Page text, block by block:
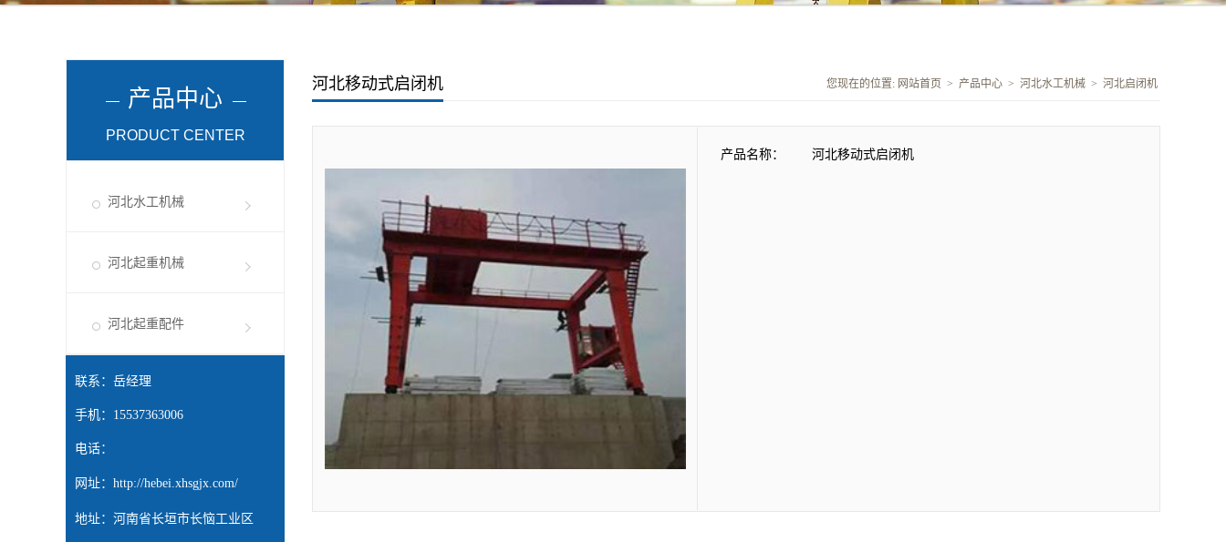
产品中心
PRODUCT CENTER
河北水工机械
河北起重机械
河北起重配件
联系：岳经理
手机：15537363006
电话：
网址： http://hebei.xhsgjx.com/
地址：河南省长垣市长恼工业区
河北移动式启闭机 您现在的位置: 网站首页 > 产品中心 > 河北水工机械 > 河北启闭机
产品名称： 河北移动式启闭机